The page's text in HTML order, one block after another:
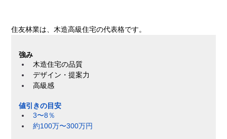
住友林業は、木造高級住宅の代表格です。
強み
木造住宅の品質
デザイン・提案力
高級感
値引きの目安
3〜8％
約100万〜300万円